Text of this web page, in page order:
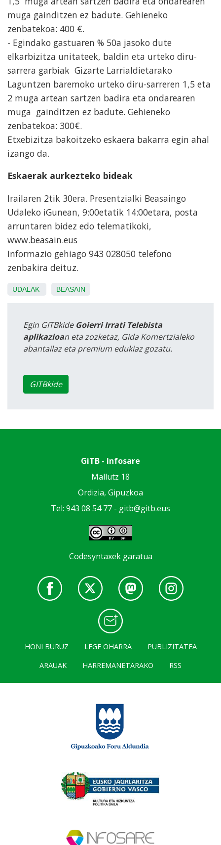
muga gainditzen ez badute. Gehieneko
zenbatekoa: 400 €.
- Egindako gastuaren % 50a jasoko dute
elkarbizitza unitateek, baldin eta urteko diru-
sarrera garbiak Gizarte Larrialdietarako
Laguntzen baremoko urteko diru-sarreren 1,5 eta
2 muga artean sartzen badira eta ondarearen
muga gainditzen ez badute. Gehieneko
zenbatekoa: 300€.
Etxebizitza bakoitzeko eskaera bakarra egin ahal
izango da.
Eskaerak aurkezteko bideak
Irailaren 2tik 30era. Presentzialki Beasaingo
Udaleko iGunean, 9:00etatik 14:00etara, posta
arruntaren bidez edo telematikoki,
www.beasain.eus
Informazio gehiago 943 028050 telefono
zenbakira deituz.
UDALAK BEASAIN
Egin GITBkide Goierri Irrati Telebista
aplikazioan eta zozketaz, Gida Komertzialeko
abantailaz eta premium edukiaz gozatu.
GITBkide
GiTB - Infosare
Mallutz 18
Ordizia, Gipuzkoa
Tel: 943 08 54 77 - gitb@gitb.eus
Codesyntaxek garatua
HONI BURUZ LEGE OHARRA
PUBLIZITATEA
ARAUAK
HARREMANETARAKO RSS